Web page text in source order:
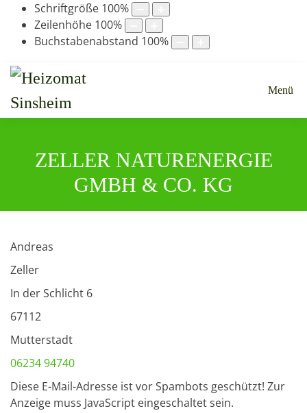
Schriftgröße 100%
Zeilenhöhe 100%
Buchstabenabstand 100%
Menü
ZELLER NATURENERGIE
GMBH & CO. KG
Andreas
Zeller
In der Schlicht 6
67112
Mutterstadt
06234 94740
Diese E-Mail-Adresse ist vor Spambots geschützt! Zur
Anzeige muss JavaScript eingeschaltet sein.